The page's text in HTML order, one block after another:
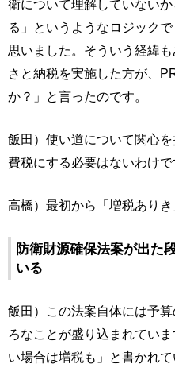
衛について理解していない
る」というようなロジック
思いました。そういう経緯
さと納税を実施した方が、
か？」と言ったのです。
飯田）使い道について関心
費税にする必要はないわけで
高橋）最初から「増税ありき
防衛財源確保法案が出た
いる
飯田）この法案自体には予
ろなことが盛り込まれてい
い場合は増税も」と書かれて